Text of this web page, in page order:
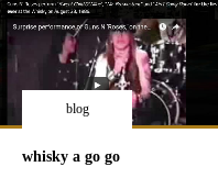
blog
whisky a go go